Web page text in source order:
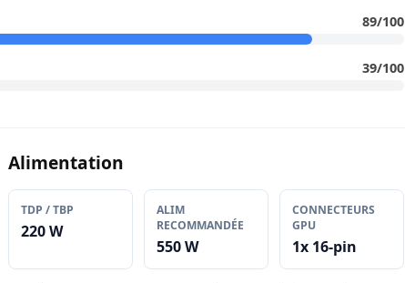
89/100
39/100
Alimentation
TDP / TBP
220 W
ALIM
RECOMMANDÉE
550 W
CONNECTEURS
GPU
1x 16-pin